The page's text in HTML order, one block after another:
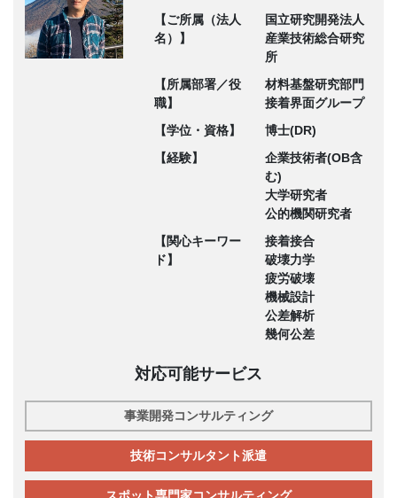
【ご所属（法人
名）】
国立研究開発法人
産業技術総合研究
所
【所属部署／役
職】
材料基盤研究部門
接着界面グループ
【学位・資格】
博士(DR)
【経験】
企業技術者(OB含
む)
大学研究者
公的機関研究者
【関心キーワー
ド】
接着接合
破壊力学
疲労破壊
機械設計
公差解析
幾何公差
対応可能サービス
事業開発コンサルティング
技術コンサルタント派遣
スポット専門家コンサルティング